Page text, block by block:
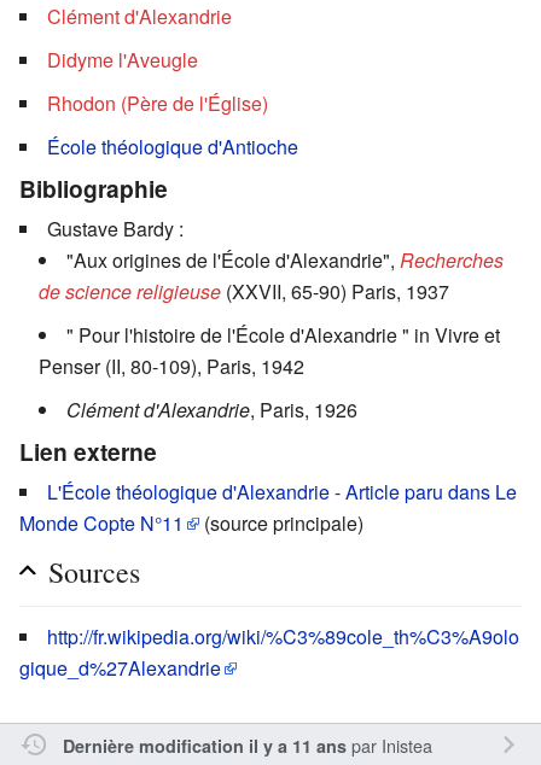
Clément d'Alexandrie
Didyme l'Aveugle
Rhodon (Père de l'Église)
École théologique d'Antioche
Bibliographie
Gustave Bardy :
"Aux origines de l'École d'Alexandrie", Recherches
de science religieuse (XXVII, 65-90) Paris, 1937
" Pour l'histoire de l'École d'Alexandrie " in Vivre et
Penser (II, 80-109), Paris, 1942
Clément d'Alexandrie, Paris, 1926
Lien externe
L'École théologique d'Alexandrie - Article paru dans Le
Monde Copte N°11
(source principale)
Sources
http://fr.wikipedia.org/wiki/%C3%89cole_th%C3%A9olo
gique_d%27Alexandrie
Dernière modification il y a 11 anspar Inistea